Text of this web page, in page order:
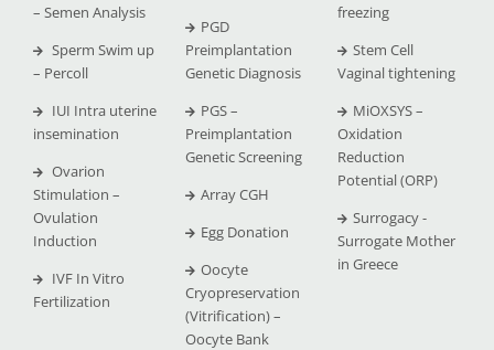
– Semen Analysis
Sperm Swim up
– Percoll
IUI Intra uterine
insemination
Ovarion
Stimulation –
Ovulation
Induction
IVF In Vitro
Fertilization
PGD
Preimplantation
Genetic Diagnosis
PGS –
Preimplantation
Genetic Screening
Array CGH
Egg Donation
Oocyte
Cryopreservation
(Vitrification) –
Oocyte Bank
freezing
Stem Cell
Vaginal tightening
MiOXSYS –
Oxidation
Reduction
Potential (ORP)
Surrogacy -
Surrogate Mother
in Greece